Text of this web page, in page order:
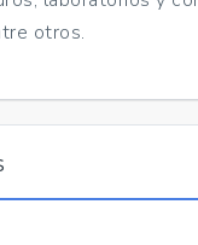
otros.